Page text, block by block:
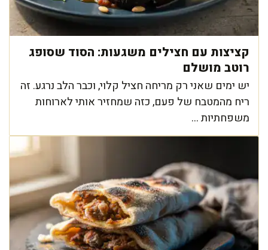
קציצות עם חצילים משגעות: הסוד שסופג
רוטב מושלם
יש ימים שאני רק מריחה חציל קלוי, וכבר הלב נרגע. זה
ריח מהמטבח של פעם, כזה שמחזיר אותי לארוחות
משפחתיות ...